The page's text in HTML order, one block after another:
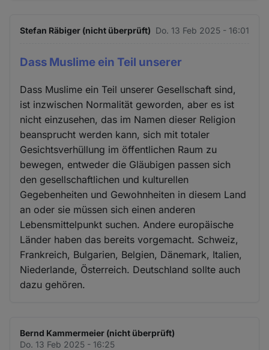
Stefan Räbiger (nicht überprüft) Do. 13 Feb 2025 - 16:01
Dass Muslime ein Teil unserer
Dass Muslime ein Teil unserer Gesellschaft sind,
ist inzwischen Normalität geworden, aber es ist
nicht einzusehen, das im Namen dieser Religion
beansprucht werden kann, sich mit totaler
Gesichtsverhüllung im öffentlichen Raum zu
bewegen, entweder die Gläubigen passen sich
den gesellschaftlichen und kulturellen
Gegebenheiten und Gewohnheiten in diesem Land
an oder sie müssen sich einen anderen
Lebensmittelpunkt suchen. Andere europäische
Länder haben das bereits vorgemacht. Schweiz,
Frankreich, Bulgarien, Belgien, Dänemark, Italien,
Niederlande, Österreich. Deutschland sollte auch
dazu gehören.
Bernd Kammermeier (nicht überprüft)
Do. 13 Feb 2025 - 16:25